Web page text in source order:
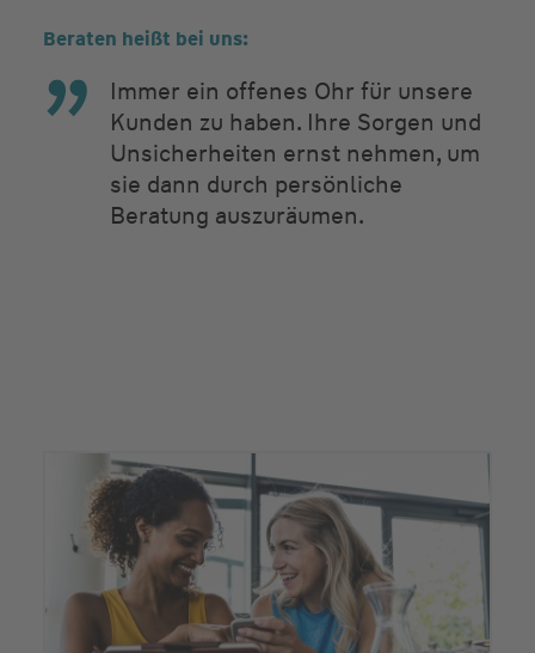
Beraten heißt bei uns:
Immer ein offenes Ohr für unsere
Kunden zu haben. Ihre Sorgen und
Unsicherheiten ernst nehmen, um
sie dann durch persönliche
Beratung auszuräumen.